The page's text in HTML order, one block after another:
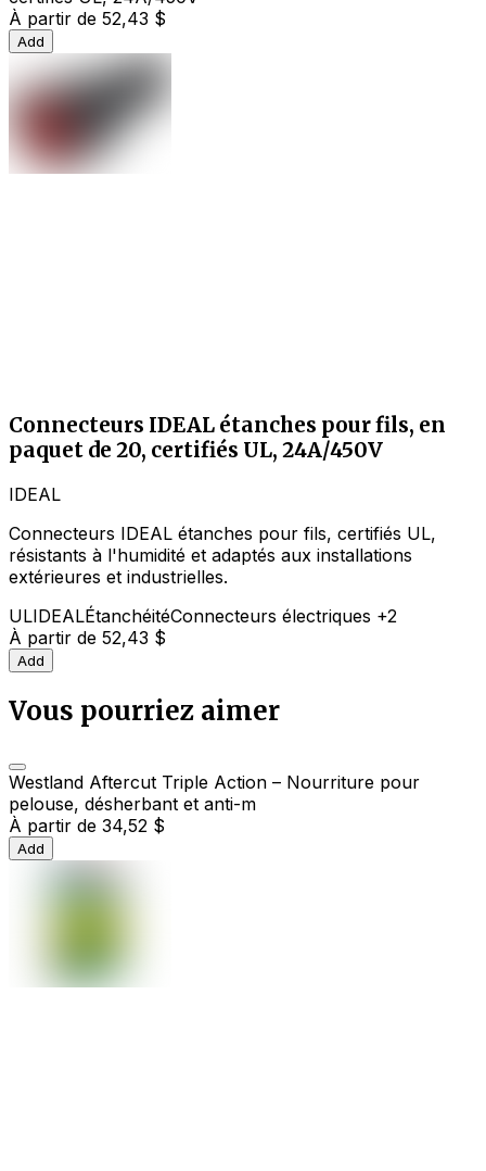
À partir de 52,43 $
Add
Connecteurs IDEAL étanches pour fils, en
paquet de 20, certifiés UL, 24A/450V
IDEAL
Connecteurs IDEAL étanches pour fils, certifiés UL,
résistants à l'humidité et adaptés aux installations
extérieures et industrielles.
ULIDEALÉtanchéitéConnecteurs électriques +2
À partir de 52,43 $
Add
Vous pourriez aimer
Westland Aftercut Triple Action – Nourriture pour
pelouse, désherbant et anti-m
À partir de 34,52 $
Add